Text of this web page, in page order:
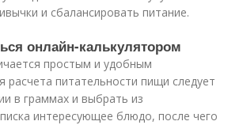
и сбалансировать питание.
онлайн-калькулятором
простым и удобным
расчета питательности пищи следует
в граммах и выбрать из
интересующее блюдо, после чего